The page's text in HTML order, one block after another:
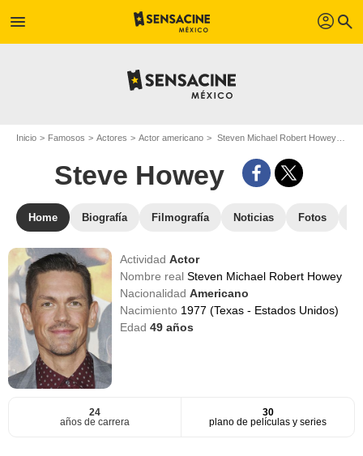
menu profil search
Inicio Famosos Actores Actor americano Steven Michael Robert Howey - Apodo : Steve Howey
Steve Howey
Home Biografía Filmografía Noticias Fotos
ActividadActor
Nombre realSteven Michael Robert Howey
NacionalidadAmericano
Nacimiento 1977 (Texas - Estados Unidos)
Edad49 años
24
años de carrera
30
plano de películas y series